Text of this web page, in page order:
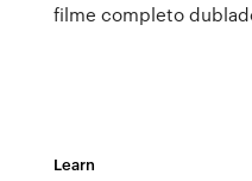
filme completo
Learn